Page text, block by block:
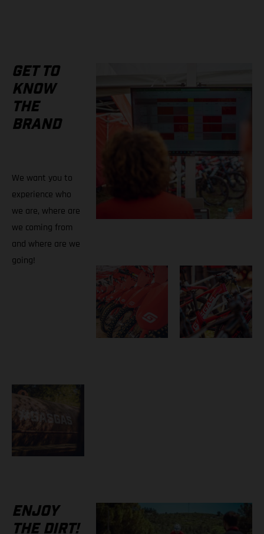
GET TO
KNOW
THE
BRAND
We want you to
experience who
we are, where are
we coming from
and where are we
going!
ENJOY
THE DIRT!